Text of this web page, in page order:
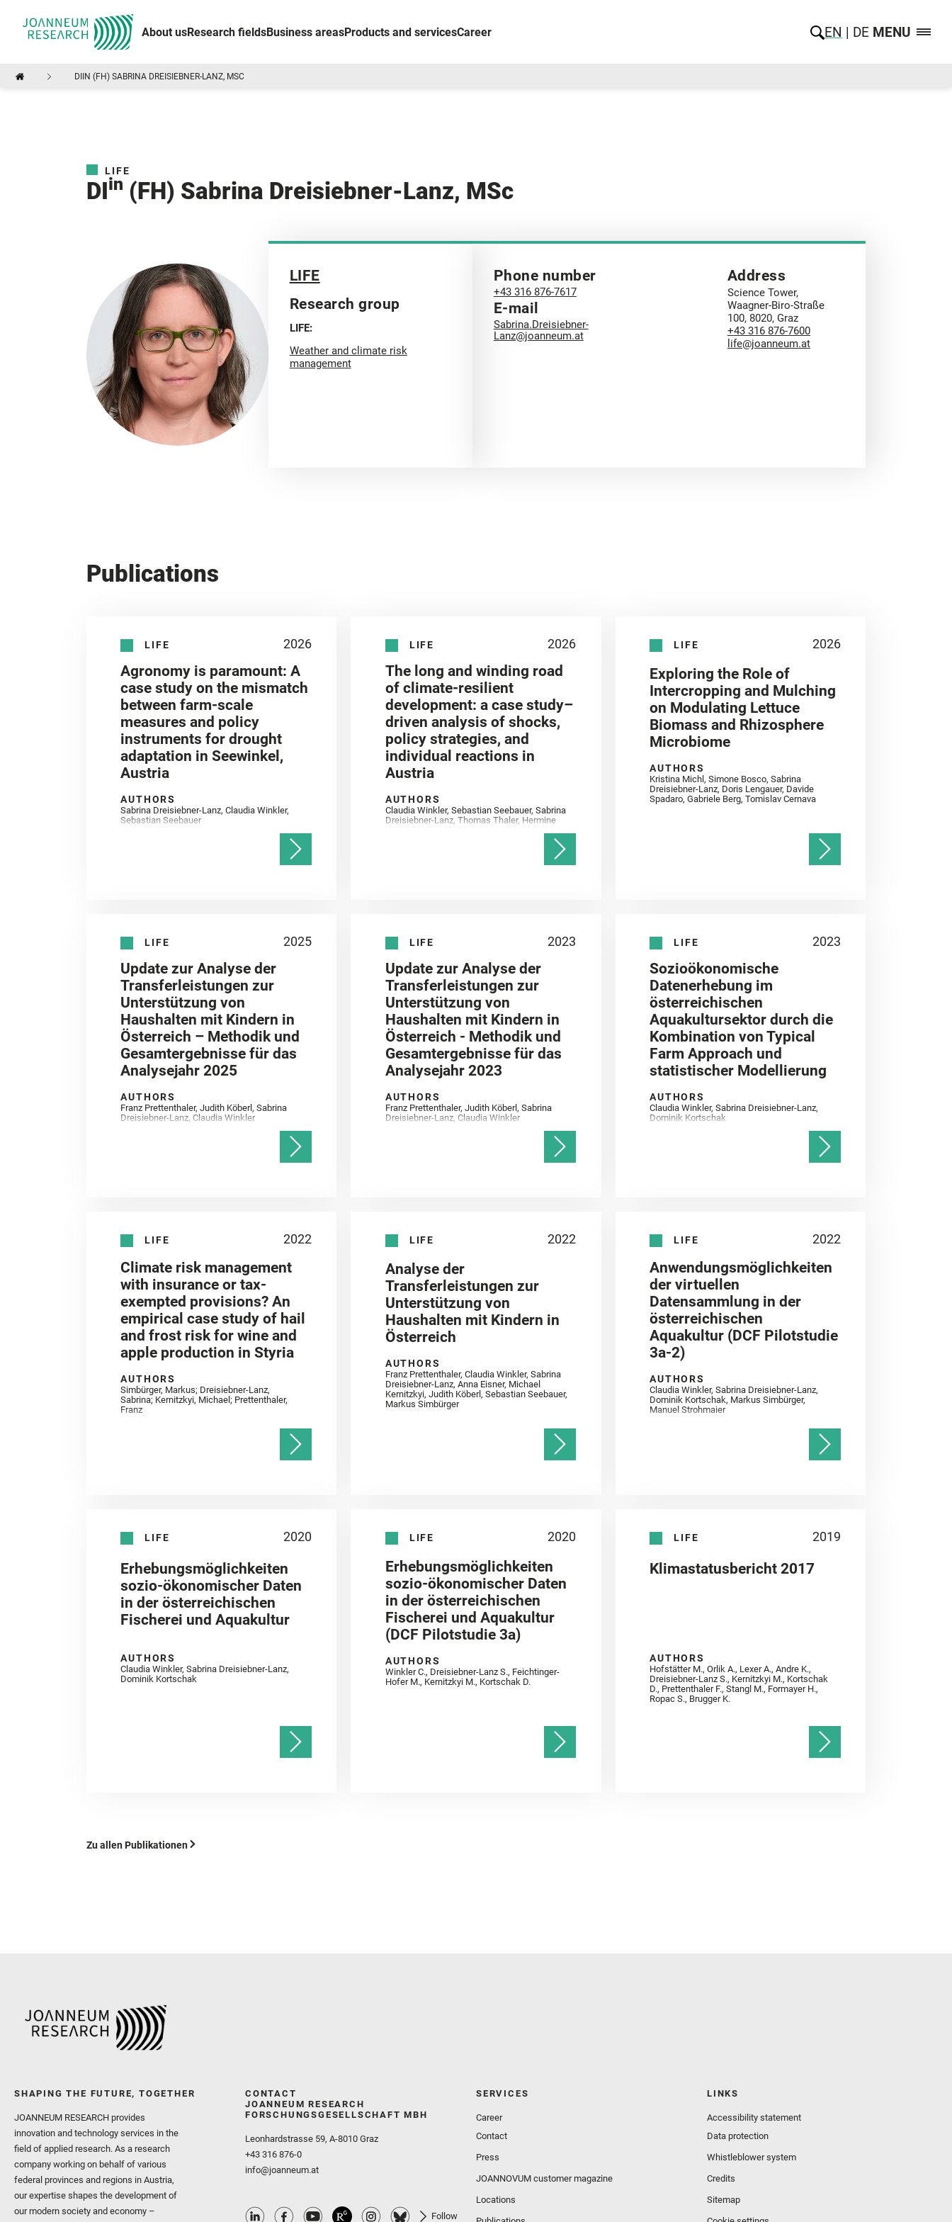
About usResearch fieldsBusiness areasProducts and servicesCareer EN DE MENU
DIIN (FH) SABRINA DREISIEBNER-LANZ, MSC
LIFE
DIin (FH) Sabrina Dreisiebner-Lanz, MSc
LIFE
Research group
LIFE:
Weather and climate risk
management
Phone number
+43 316 876-7617
E-mail
Sabrina.Dreisiebner-
Lanz@joanneum.at
Address
Science Tower,
Waagner-Biro-Straße
100, 8020, Graz
+43 316 876-7600
life@joanneum.at
Publications
LIFE 2026
Agronomy is paramount: A
case study on the mismatch
between farm-scale
measures and policy
instruments for drought
adaptation in Seewinkel,
Austria
AUTHORS
Sabrina Dreisiebner-Lanz, Claudia Winkler,
Sebastian Seebauer
LIFE 2026
The long and winding road
of climate-resilient
development: a case study–
driven analysis of shocks,
policy strategies, and
individual reactions in
Austria
AUTHORS
Claudia Winkler, Sebastian Seebauer, Sabrina
Dreisiebner-Lanz, Thomas Thaler, Hermine
LIFE 2026
Exploring the Role of
Intercropping and Mulching
on Modulating Lettuce
Biomass and Rhizosphere
Microbiome
AUTHORS
Kristina Michl, Simone Bosco, Sabrina
Dreisiebner-Lanz, Doris Lengauer, Davide
Spadaro, Gabriele Berg, Tomislav Cernava
LIFE 2025
Update zur Analyse der
Transferleistungen zur
Unterstützung von
Haushalten mit Kindern in
Österreich – Methodik und
Gesamtergebnisse für das
Analysejahr 2025
AUTHORS
Franz Prettenthaler, Judith Köberl, Sabrina
Dreisiebner-Lanz, Claudia Winkler
LIFE 2023
Update zur Analyse der
Transferleistungen zur
Unterstützung von
Haushalten mit Kindern in
Österreich - Methodik und
Gesamtergebnisse für das
Analysejahr 2023
AUTHORS
Franz Prettenthaler, Judith Köberl, Sabrina
Dreisiebner-Lanz, Claudia Winkler
LIFE 2023
Sozioökonomische
Datenerhebung im
österreichischen
Aquakultursektor durch die
Kombination von Typical
Farm Approach und
statistischer Modellierung
AUTHORS
Claudia Winkler, Sabrina Dreisiebner-Lanz,
Dominik Kortschak
LIFE 2022
Climate risk management
with insurance or tax-
exempted provisions? An
empirical case study of hail
and frost risk for wine and
apple production in Styria
AUTHORS
Simbürger, Markus; Dreisiebner-Lanz,
Sabrina; Kernitzkyi, Michael; Prettenthaler,
Franz
LIFE 2022
Analyse der
Transferleistungen zur
Unterstützung von
Haushalten mit Kindern in
Österreich
AUTHORS
Franz Prettenthaler, Claudia Winkler, Sabrina
Dreisiebner-Lanz, Anna Eisner, Michael
Kernitzkyi, Judith Köberl, Sebastian Seebauer,
Markus Simbürger
LIFE 2022
Anwendungsmöglichkeiten
der virtuellen
Datensammlung in der
österreichischen
Aquakultur (DCF Pilotstudie
3a-2)
AUTHORS
Claudia Winkler, Sabrina Dreisiebner-Lanz,
Dominik Kortschak, Markus Simbürger,
Manuel Strohmaier
LIFE 2020
Erhebungsmöglichkeiten
sozio-ökonomischer Daten
in der österreichischen
Fischerei und Aquakultur
AUTHORS
Claudia Winkler, Sabrina Dreisiebner-Lanz,
Dominik Kortschak
LIFE 2020
Erhebungsmöglichkeiten
sozio-ökonomischer Daten
in der österreichischen
Fischerei und Aquakultur
(DCF Pilotstudie 3a)
AUTHORS
Winkler C., Dreisiebner-Lanz S., Feichtinger-
Hofer M., Kernitzkyi M., Kortschak D.
LIFE 2019
Klimastatusbericht 2017
AUTHORS
Hofstätter M., Orlik A., Lexer A., Andre K.,
Dreisiebner-Lanz S., Kernitzkyi M., Kortschak
D., Prettenthaler F., Stangl M., Formayer H.,
Ropac S., Brugger K.
Zu allen Publikationen
SHAPING THE FUTURE, TOGETHER
JOANNEUM RESEARCH provides
innovation and technology services in the
field of applied research. As a research
company working on behalf of various
federal provinces and regions in Austria,
our expertise shapes the development of
our modern society and economy –
CONTACT
JOANNEUM RESEARCH
FORSCHUNGSGESELLSCHAFT MBH
Leonhardstrasse 59, A-8010 Graz
+43 316 876-0
info@joanneum.at
Follow
SERVICES
Career
Contact
Press
JOANNOVUM customer magazine
Locations
LINKS
Accessibility statement
Data protection
Whistleblower system
Credits
Sitemap